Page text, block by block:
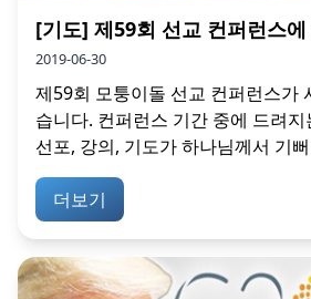
[기도] 제59회 선교 컨퍼런스
2019-06-30
제59회 모퉁이돌 선교 컨퍼런스가
습니다. 컨퍼런스 기간 중에 드려
선포, 강의, 기도가 하나님께서 기
더보기